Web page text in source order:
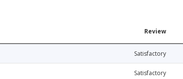
Review
Satisfactory
Satisfactory